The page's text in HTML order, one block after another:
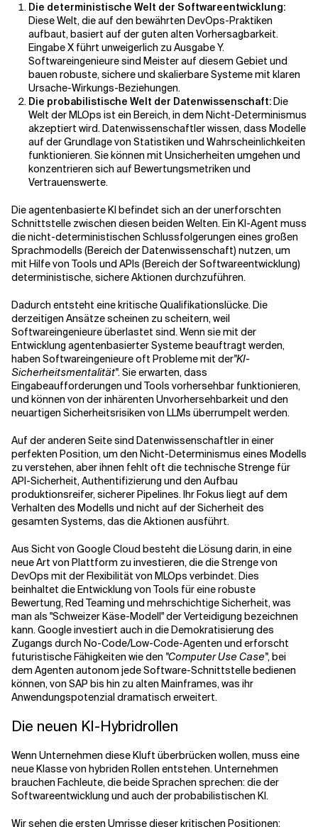
Die deterministische Welt der Softwareentwicklung:
Diese Welt, die auf den bewährten DevOps-Praktiken
aufbaut, basiert auf der guten alten Vorhersagbarkeit.
Eingabe X führt unweigerlich zu Ausgabe Y.
Softwareingenieure sind Meister auf diesem Gebiet und
bauen robuste, sichere und skalierbare Systeme mit klaren
Ursache-Wirkungs-Beziehungen.
Die probabilistische Welt der Datenwissenschaft:Die
Welt der MLOps ist ein Bereich, in dem Nicht-Determinismus
akzeptiert wird. Datenwissenschaftler wissen, dass Modelle
auf der Grundlage von Statistiken und Wahrscheinlichkeiten
funktionieren. Sie können mit Unsicherheiten umgehen und
konzentrieren sich auf Bewertungsmetriken und
Vertrauenswerte.
Die agentenbasierte KI befindet sich an der unerforschten
Schnittstelle zwischen diesen beiden Welten. Ein KI-Agent muss
die nicht-deterministischen Schlussfolgerungen eines großen
Sprachmodells (Bereich der Datenwissenschaft) nutzen, um
mit Hilfe von Tools und APIs (Bereich der Softwareentwicklung)
deterministische, sichere Aktionen durchzuführen.
Dadurch entsteht eine kritische Qualifikationslücke. Die
derzeitigen Ansätze scheinen zu scheitern, weil
Softwareingenieure überlastet sind. Wenn sie mit der
Entwicklung agentenbasierter Systeme beauftragt werden,
haben Softwareingenieure oft Probleme mit der"KI-
Sicherheitsmentalität". Sie erwarten, dass
Eingabeaufforderungen und Tools vorhersehbar funktionieren,
und können von der inhärenten Unvorhersehbarkeit und den
neuartigen Sicherheitsrisiken von LLMs überrumpelt werden.
Auf der anderen Seite sind Datenwissenschaftler in einer
perfekten Position, um den Nicht-Determinismus eines Modells
zu verstehen, aber ihnen fehlt oft die technische Strenge für
API-Sicherheit, Authentifizierung und den Aufbau
produktionsreifer, sicherer Pipelines. Ihr Fokus liegt auf dem
Verhalten des Modells und nicht auf der Sicherheit des
gesamten Systems, das die Aktionen ausführt.
Aus Sicht von Google Cloud besteht die Lösung darin, in eine
neue Art von Plattform zu investieren, die die Strenge von
DevOps mit der Flexibilität von MLOps verbindet. Dies
beinhaltet die Entwicklung von Tools für eine robuste
Bewertung, Red Teaming und mehrschichtige Sicherheit, was
man als "Schweizer Käse-Modell" der Verteidigung bezeichnen
kann. Google investiert auch in die Demokratisierung des
Zugangs durch No-Code/Low-Code-Agenten und erforscht
futuristische Fähigkeiten wie den "Computer Use Case", bei
dem Agenten autonom jede Software-Schnittstelle bedienen
können, von SAP bis hin zu alten Mainframes, was ihr
Anwendungspotenzial dramatisch erweitert.
Die neuen KI-Hybridrollen
Wenn Unternehmen diese Kluft überbrücken wollen, muss eine
neue Klasse von hybriden Rollen entstehen. Unternehmen
brauchen Fachleute, die beide Sprachen sprechen: die der
Softwareentwicklung und auch der probabilistischen KI.
Wir sehen die ersten Umrisse dieser kritischen Positionen: